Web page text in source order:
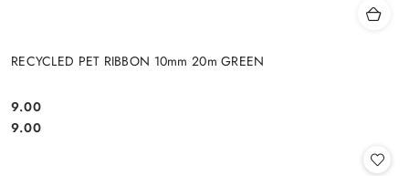
RECYCLED PET RIBBON 10mm 20m GREEN
Cena:
9.00
Cena:
9.00